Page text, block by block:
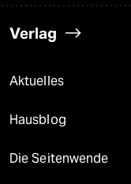
Verlag
Aktuelles
Hausblog
Die Seitenwende